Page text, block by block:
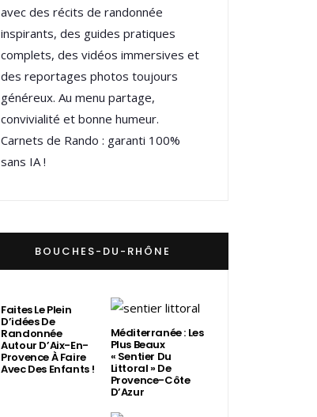
avec des récits de randonnée
inspirants, des guides pratiques
complets, des vidéos immersives et
des reportages photos toujours
généreux. Au menu partage,
convivialité et bonne humeur.
Carnets de Rando : garanti 100%
sans IA !
BOUCHES-DU-RHÔNE
Faites Le Plein
D’idées De
Randonnée
Autour D’Aix-En-
Provence À Faire
Avec Des Enfants !
Méditerranée : Les
Plus Beaux
« Sentier Du
Littoral » De
Provence-Côte
D’Azur